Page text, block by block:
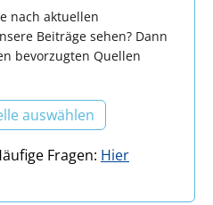
nach aktuellen
Beiträge sehen? Dann
bevorzugten Quellen
auswählen
Fragen: Hier